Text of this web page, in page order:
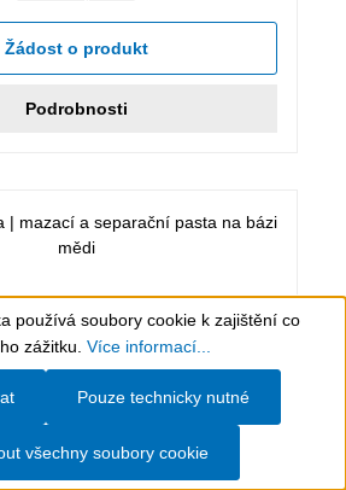
Žádost o produkt
Podrobnosti
0,4 kg, měď
používá soubory cookie k zajištění co
zážitku. Více informací...
Pouze technicky nutné
všechny soubory cookie